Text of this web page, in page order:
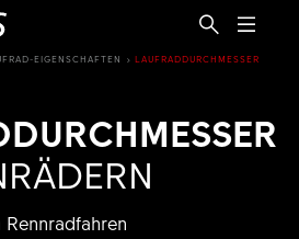
EIGENSCHAFTEN LAUFRADDURCHMESSER